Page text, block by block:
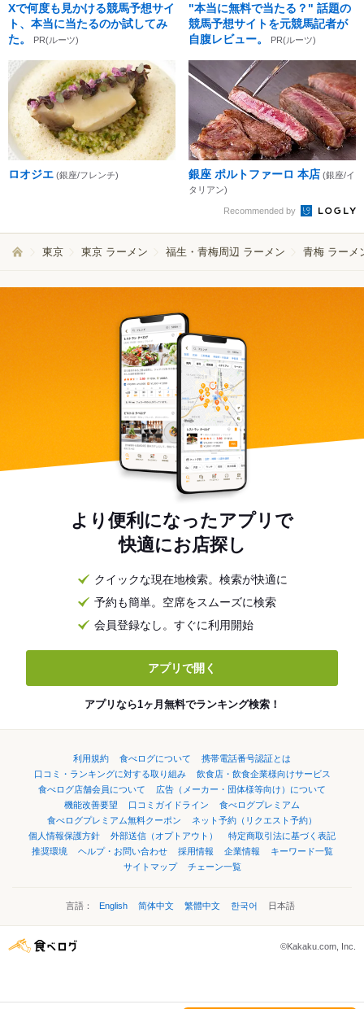
Xで何度も見かける競馬予想サイ
ト、本当に当たるのか試してみ
た。
PR(ルーツ)
"本当に無料で当たる？" 話題の
競馬予想サイトを元競馬記者が
自腹レビュー。
PR(ルーツ)
ロオジエ (銀座/フレンチ) 銀座 ポルトファーロ 本店 (銀座/イ
タリアン)
Recommended by
東京 東京 ラーメン 福生・青梅周辺 ラーメン 青梅 ラーメ
より便利になったアプリで
快適にお店探し
クイックな現在地検索。検索が快適に
予約も簡単。空席をスムーズに検索
会員登録なし。すぐに利用開始
アプリで開く
アプリなら1ヶ月無料でランキング検索！
利用規約 食べログについて
携帯電話番号認証とは
口コミ・ランキングに対する取り組み
飲食店・飲食企業様向けサービス
食べログ店舗会員について
広告（メーカー・団体様等向け）について
機能改善要望
口コミガイドライン
食べログプレミアム
食べログプレミアム無料クーポン
ネット予約（リクエスト予約）
個人情報保護方針
外部送信（オプトアウト）
特定商取引法に基づく表記
推奨環境
ヘルプ・お問い合わせ 採用情報 企業情報
キーワード一覧
サイトマップ
チェーン一覧
言語： English 简体中文 繁體中文 한국어 日本語
©Kakaku.com, Inc.